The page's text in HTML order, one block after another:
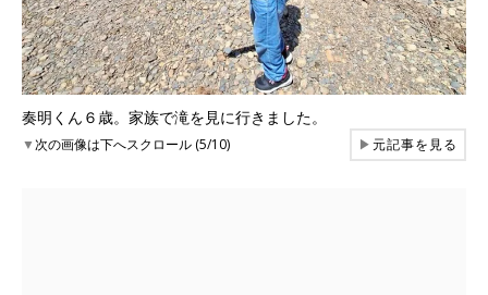
奏明くん６歳。家族で滝を見に行きました。
▼次の画像は下へスクロール (5/10) ▶元記事を見る